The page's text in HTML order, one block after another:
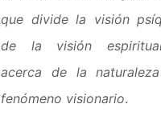
que divide la visión
de la visión
acerca de la
fenómeno visionario.